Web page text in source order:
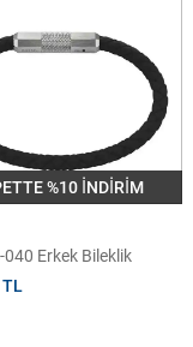
%10 İNDİRİM
Erkek Bileklik